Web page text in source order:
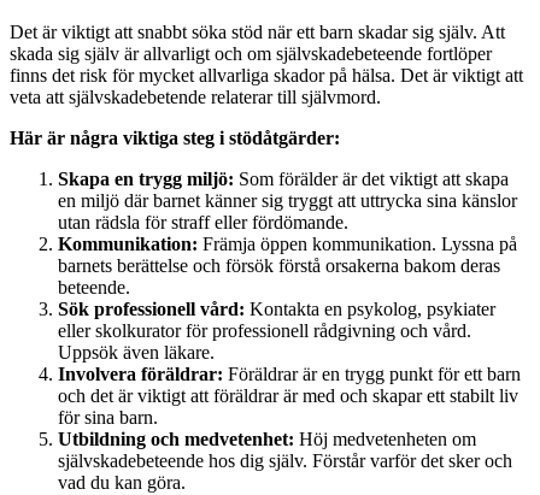
Det är viktigt att snabbt söka stöd när ett barn skadar sig själv. Att
skada sig själv är allvarligt och om självskadebeteende fortlöper
finns det risk för mycket allvarliga skador på hälsa. Det är viktigt att
veta att självskadebetende relaterar till självmord.
Här är några viktiga steg i stödåtgärder:
Skapa en trygg miljö: Som förälder är det viktigt att skapa
en miljö där barnet känner sig tryggt att uttrycka sina känslor
utan rädsla för straff eller fördömande.
Kommunikation: Främja öppen kommunikation. Lyssna på
barnets berättelse och försök förstå orsakerna bakom deras
beteende.
Sök professionell vård: Kontakta en psykolog, psykiater
eller skolkurator för professionell rådgivning och vård.
Uppsök även läkare.
Involvera föräldrar: Föräldrar är en trygg punkt för ett barn
och det är viktigt att föräldrar är med och skapar ett stabilt liv
för sina barn.
Utbildning och medvetenhet: Höj medvetenheten om
självskadebeteende hos dig själv. Förstår varför det sker och
vad du kan göra.